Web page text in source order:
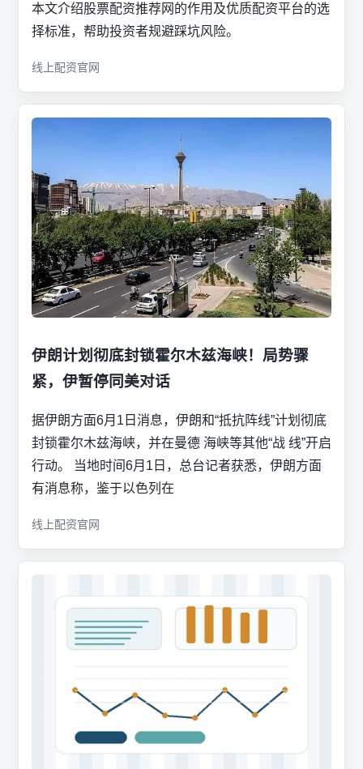
本文介绍股票配资推荐网的作用及优质配资平台的选
择标准，帮助投资者规避踩坑风险。
线上配资官网
伊朗计划彻底封锁霍尔木兹海峡！局势骤
紧，伊暂停同美对话
据伊朗方面6月1日消息，伊朗和“抵抗阵线”计划彻底
封锁霍尔木兹海峡，并在曼德 海峡等其他“战 线”开启
行动。 当地时间6月1日，总台记者获悉，伊朗方面
有消息称，鉴于以色列在
线上配资官网